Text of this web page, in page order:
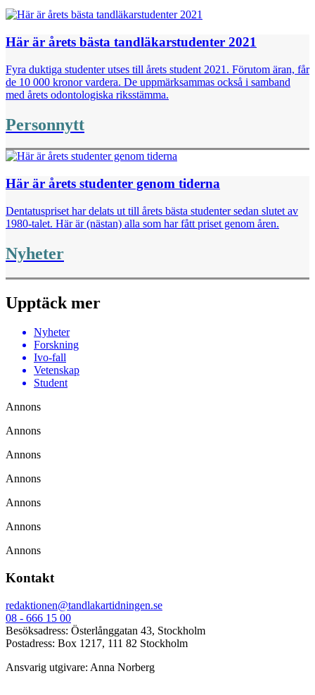
Här är årets bästa tandläkarstudenter 2021
Fyra duktiga studenter utses till årets student 2021. Förutom äran, får
de 10 000 kronor vardera. De uppmärksammas också i samband
med årets odontologiska riksstämma.
Personnytt
Här är årets studenter genom tiderna
Dentatuspriset har delats ut till årets bästa studenter sedan slutet av
1980-talet. Här är (nästan) alla som har fått priset genom åren.
Nyheter
Upptäck mer
Nyheter
Forskning
Ivo-fall
Vetenskap
Student
Annons
Annons
Annons
Annons
Annons
Annons
Annons
Kontakt
redaktionen@tandlakartidningen.se
08 - 666 15 00
Besöksadress: Österlånggatan 43, Stockholm
Postadress: Box 1217, 111 82 Stockholm
Ansvarig utgivare: Anna Norberg